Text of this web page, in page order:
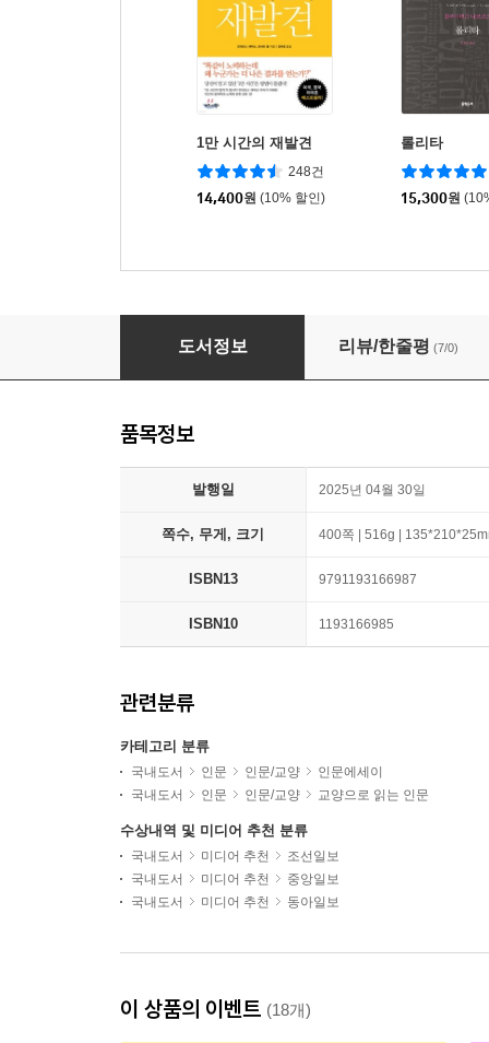
1만 시간의 재발견
248건
14,400원 (10% 할인)
롤리타
15,300원
시계의 시간
도서정보 리뷰/한줄평 (7/0)
품목정보
발행일 2025년 04월 30일
쪽수, 무게, 크기 400쪽 | 516g |
ISBN13 9791193166987
ISBN10 1193166985
관련분류
카테고리 분류
국내도서 인문 인문/교양
인문에세이
국내도서
인문 인문/교양 교양으로 읽는 인문
수상내역 및 미디어 추천 분류
국내도서 미디어 추천
조선일보
국내도서
미디어 추천
중앙일보
국내도서
미디어 추천 동아일보
이 상품의 이벤트 (18개)